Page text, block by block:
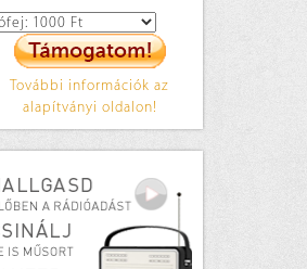
További információk az
alapítványi oldalon!